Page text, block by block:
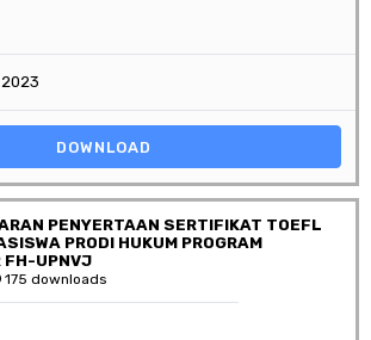
DOWNLOAD
PENYERTAAN SERTIFIKAT TOEFL
PRODI HUKUM PROGRAM
FH-UPNVJ
175 downloads